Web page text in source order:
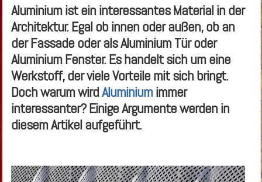
Aluminium ist ein interessantes Material in der
Architektur. Egal ob innen oder außen, ob an
der Fassade oder als Aluminium Tür oder
Aluminium Fenster. Es handelt sich um eine
Werkstoff, der viele Vorteile mit sich bringt.
Doch warum wirdAluminiumimmer
interessanter? Einige Argumente werden in
diesem Artikel aufgeführt.